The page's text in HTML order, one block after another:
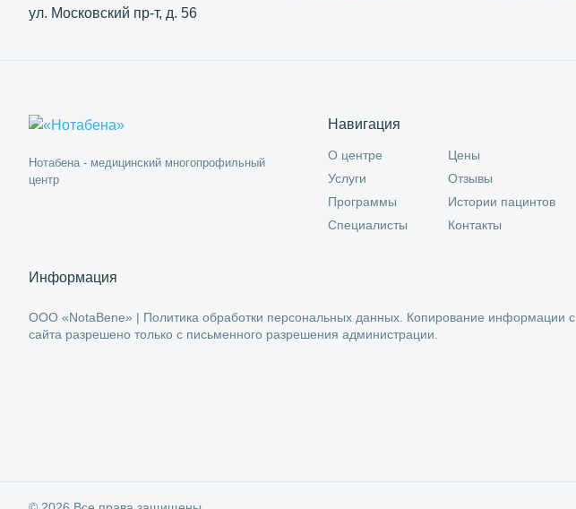
ул. Московский пр-т, д. 56
Нотабена - медицинский многопрофильный
центр
Навигация
О центре
Цены
Услуги
Отзывы
Программы
Истории пацинтов
Специалисты
Контакты
Информация
ООО «NotaBene» | Политика обработки персональных данных. Копирование информации с
сайта разрешено только с письменного разрешения администрации.